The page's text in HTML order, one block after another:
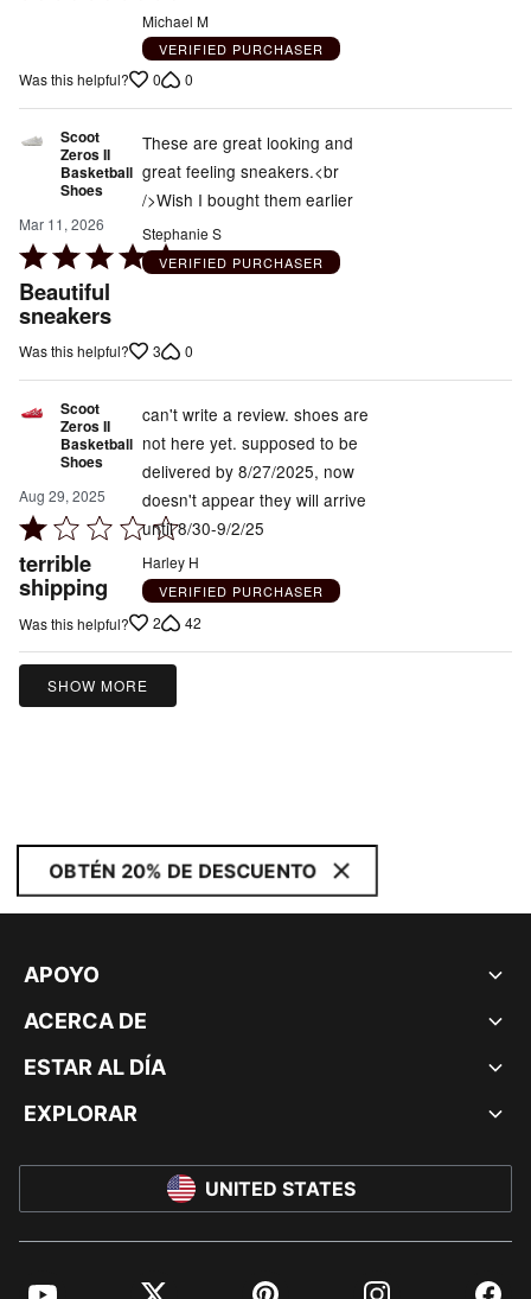
of
Michael M
VERIFIED PURCHASER
Was this helpful? 0 0
Scoot
Zeros II
Basketball
Shoes
Mar 11, 2026
Rated
5
out
of
Beautiful
sneakers
These are great looking and
great feeling sneakers.<br
/>Wish I bought them earlier
Stephanie S
VERIFIED PURCHASER
Was this helpful? 3 0
Scoot
Zeros II
Basketball
Shoes
Aug 29, 2025
Rated
1
out
terrible
shipping
can't write a review. shoes are
not here yet. supposed to be
delivered by 8/27/2025, now
doesn't appear they will arrive
until 8/30-9/2/25
Harley H
VERIFIED PURCHASER
Was this helpful? 2 42
SHOW MORE
OBTÉN 20% DE DESCUENTO
APOYO
ACERCA DE
ESTAR AL DÍA
EXPLORAR
UNITED STATES